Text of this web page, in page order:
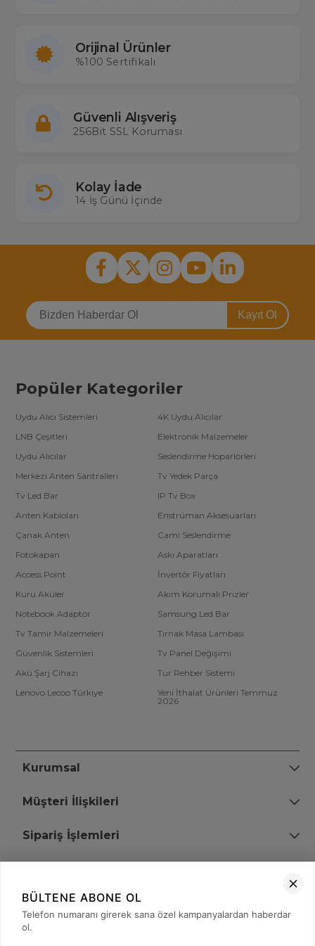
Orijinal Ürünler
%100 Sertifikalı
Güvenli Alışveriş
256Bit SSL Koruması
Kolay İade
14 İş Günü İçinde
Kayıt Ol
Popüler Kategoriler
Uydu Alıcı Sistemleri
4K Uydu Alıcılar
LNB Çeşitleri
Elektronik Malzemeler
Uydu Alıcılar
Seslendirme Hoparlörleri
Merkezi Anten Santralleri
Tv Yedek Parça
Tv Led Bar
IP Tv Box
Anten Kabloları
Enstrüman Aksesuarları
Çanak Anten
Cami Seslendirme
Fotokapan
Askı Aparatları
Access Point
İnvertör Fiyatları
Kuru Aküler
Akım Korumalı Prizler
Notebook Adaptör
Samsung Led Bar
Tv Tamir Malzemeleri
Tırnak Masa Lambası
Güvenlik Sistemleri
Tv Panel Değişimi
Akü Şarj Cihazı
Tur Rehber Sistemi
Lenovo Lecoo Türkiye
Yeni İthalat Ürünleri Temmuz
2026
Kurumsal
Müşteri İlişkileri
Sipariş İşlemleri
+90 (850) 473 08 08
BÜLTENE ABONE OL
Telefon numaranı girerek sana özel kampanyalardan haberdar
ol.